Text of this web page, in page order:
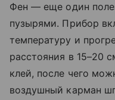
Фен — еще один
пузырями. Прибор
температуру и
расстояния в 15–20
клей, после чего
воздушный карман